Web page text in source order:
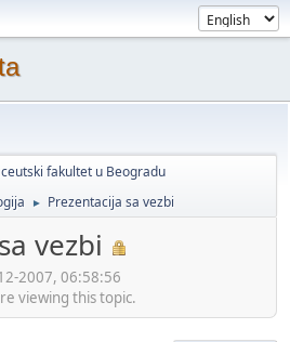
fakultet u Beogradu
► Prezentacija sa vezbi
vezbi
2007, 06:58:56
viewing this topic.